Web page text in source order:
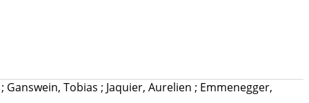
; Ganswein, Tobias ; Jaquier, Aurelien ; Emmenegger,